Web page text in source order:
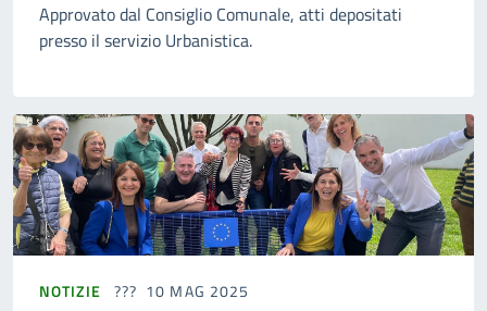
Approvato dal Consiglio Comunale, atti depositati
presso il servizio Urbanistica.
NOTIZIE 10 MAG 2025